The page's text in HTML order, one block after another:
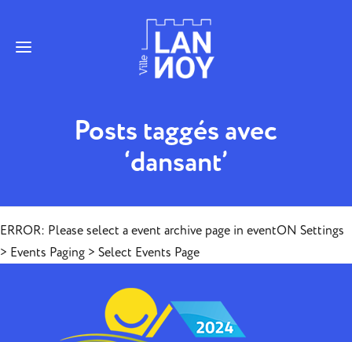
Posts taggés avec
‘dansant’
ERROR: Please select a event archive page in eventON Settings
> Events Paging > Select Events Page